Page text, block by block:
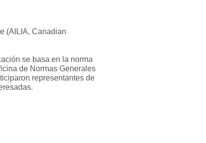
(AILIA, Canadian
se basa en la norma
de Normas Generales
representantes de